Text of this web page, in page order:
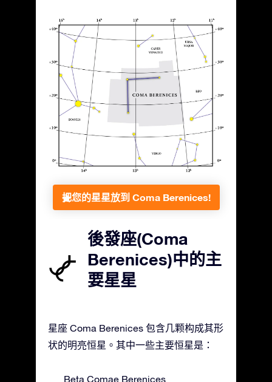
把您的星星放到 Coma Berenices!
後發座(Coma
Berenices)中的主
要星星
星座 Coma Berenices 包含几颗构成其形
状的明亮恒星。其中一些主要恒星是：
Beta Comae Berenices